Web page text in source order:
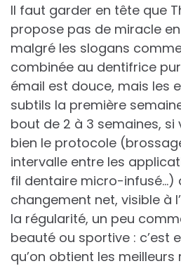
Il faut garder en tête que
propose pas de miracle
malgré les slogans
combinée au dentifrice
émail est douce, mais les
subtils la première
bout de 2 à 3 semaines, si
bien le protocole
intervalle entre les
fil dentaire micro-infusé…)
changement net, visible à
la régularité, un peu
beauté ou sportive : c’est
qu’on obtient les meilleurs